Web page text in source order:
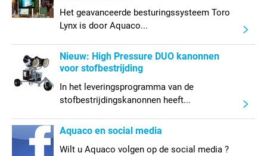
Het geavanceerde besturingssysteem Toro
Lynx is door Aquaco...
Nieuw: High Pressure DUO kanonnen
voor stofbestrijding
In het leveringsprogramma van de
stofbestrijdingskanonnen heeft...
Aquaco en social media
Wilt u Aquaco volgen op de social media ?